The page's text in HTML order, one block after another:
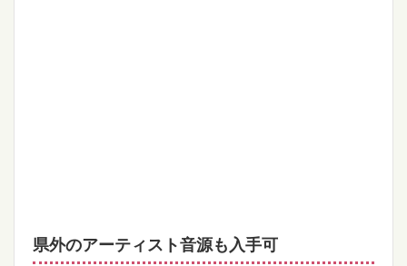
県外のアーティスト音源も入手可